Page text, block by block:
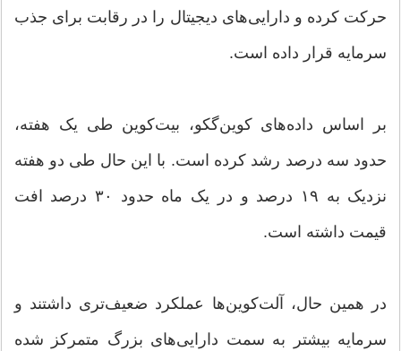
حرکت کرده و دارایی‌های دیجیتال را در رقابت برای جذب
سرمایه قرار داده است.
بر اساس داده‌های کوین‌گکو، بیت‌کوین طی یک هفته،
حدود سه درصد رشد کرده است. با این حال طی دو هفته
نزدیک به ۱۹ درصد و در یک ماه حدود ۳۰ درصد افت
قیمت داشته است.
در همین حال، آلت‌کوین‌ها عملکرد ضعیف‌تری داشتند و
سرمایه بیشتر به سمت دارایی‌های بزرگ متمرکز شده